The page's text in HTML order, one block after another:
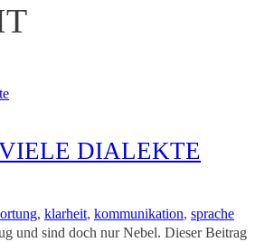
DIALEKTE
, klarheit, kommunikation, sprache
und sind doch nur Nebel. Dieser Beitrag